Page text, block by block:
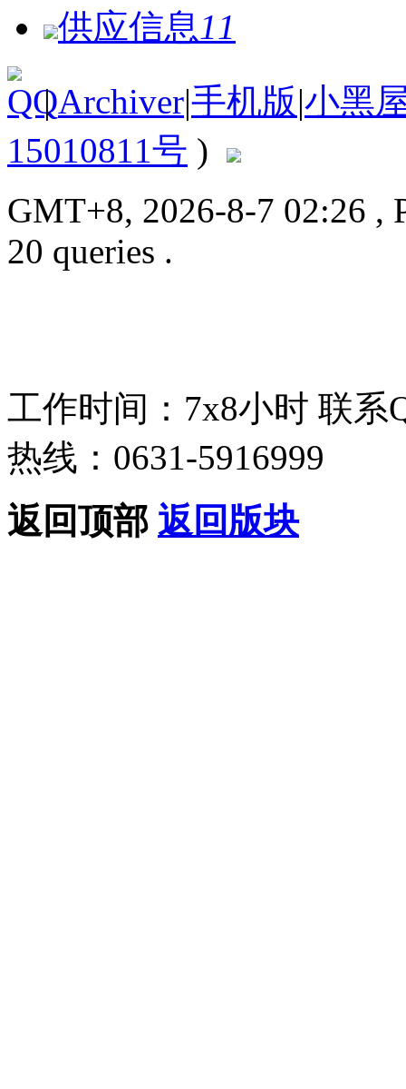
供应信息 11
| Archiver|手机版|小黑
15010811号 )
GMT+8, 2026-8-7 02:26 ,
20 queries .
工作时间：7x8小时 联系
热线：0631-5916999
返回顶部 返回版块